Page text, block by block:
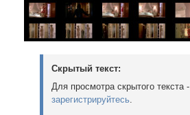
Скрытый текст:
Для просмотра скрытого текста -
зарегистрируйтесь